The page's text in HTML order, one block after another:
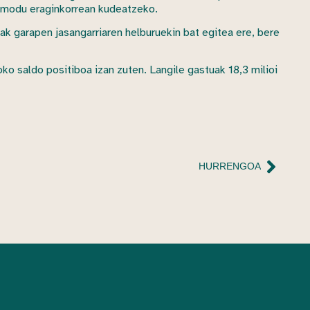
eraginkorrean kudeatzeko.
garapen jasangarriaren helburuekin bat egitea ere, bere
saldo positiboa izan zuten. Langile gastuak 18,3 milioi
HURRENGOA